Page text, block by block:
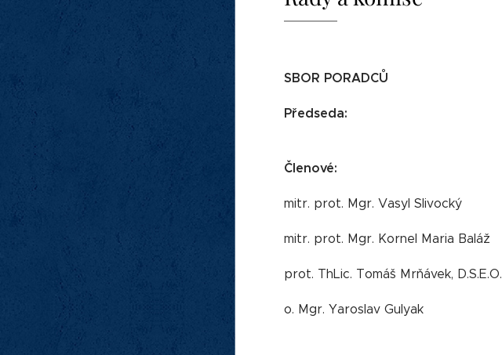
SBOR PORADCŮ
Předseda:
Členové:
mitr. prot. Mgr. Vasyl Slivocký
mitr. prot. Mgr. Kornel Maria Baláž
prot. ThLic. Tomáš Mrňávek, D.S.E.O.
o. Mgr. Yaroslav Gulyak